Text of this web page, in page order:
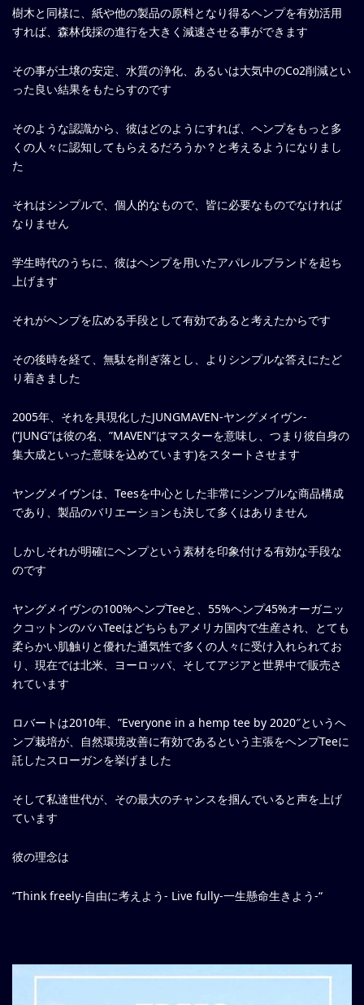
樹木と同様に、紙や他の製品の原料となり得るヘンプを有効活用
すれば、森林伐採の進行を大きく減速させる事ができます
その事が土壌の安定、水質の浄化、あるいは大気中のCo2削減とい
った良い結果をもたらすのです
そのような認識から、彼はどのようにすれば、ヘンプをもっと多
くの人々に認知してもらえるだろうか？と考えるようになりまし
た
それはシンプルで、個人的なもので、皆に必要なものでなければ
なりません
学生時代のうちに、彼はヘンプを用いたアパレルブランドを起ち
上げます
それがヘンプを広める手段として有効であると考えたからです
その後時を経て、無駄を削ぎ落とし、よりシンプルな答えにたど
り着きました
2005年、それを具現化したJUNGMAVEN-ヤングメイヴン-
(“JUNG”は彼の名、”MAVEN”はマスターを意味し、つまり彼自身の
集大成といった意味を込めています)をスタートさせます
ヤングメイヴンは、Teesを中心とした非常にシンプルな商品構成
であり、製品のバリエーションも決して多くはありません
しかしそれが明確にヘンプという素材を印象付ける有効な手段な
のです
ヤングメイヴンの100%ヘンプTeeと、55%ヘンプ45%オーガニッ
クコットンのバハTeeはどちらもアメリカ国内で生産され、とても
柔らかい肌触りと優れた通気性で多くの人々に受け入れられてお
り、現在では北米、ヨーロッパ、そしてアジアと世界中で販売さ
れています
ロバートは2010年、”Everyone in a hemp tee by 2020″というヘ
ンプ栽培が、自然環境改善に有効であるという主張をヘンプTeeに
託したスローガンを挙げました
そして私達世代が、その最大のチャンスを掴んでいると声を上げ
ています
彼の理念は
“Think freely-自由に考えよう- Live fully-一生懸命生きよう-“